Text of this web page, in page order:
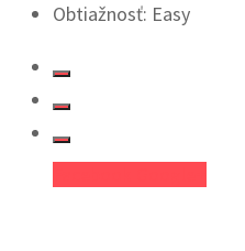
Obtiažnosť: Easy